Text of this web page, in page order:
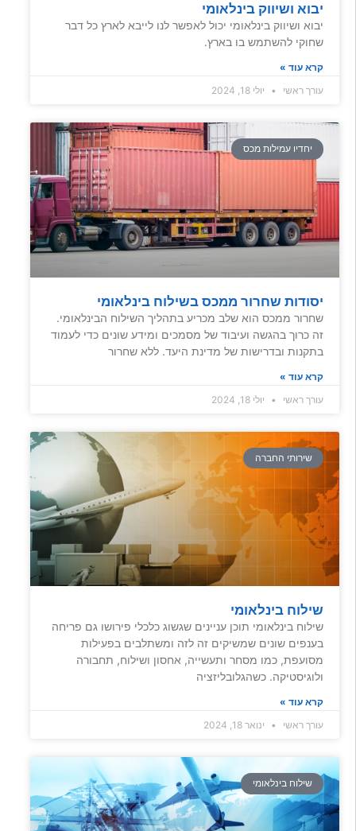
יבוא ושיווק בינלאומי
יבוא ושיווק בינלאומי יכול לאפשר לנו לייבא לארץ כל דבר
שחוקי להשתמש בו בארץ.
קרא עוד »
עורך ראשי
יולי 18, 2024
יחדיו עמילות מכס
יסודות שחרור ממכס בשילוח בינלאומי
שחרור ממכס הוא שלב מכריע בתהליך השילוח הבינלאומי.
זה כרוך בהגשה ועיבוד של מסמכים ומידע שונים כדי לעמוד
בתקנות ובדרישות של מדינת היעד. ללא שחרור
קרא עוד »
עורך ראשי
יולי 18, 2024
שירותי החברה
שילוח בינלאומי
שילוח בינלאומי תוכן עניינים שגשוג כלכלי פירושו גם פריחה
בענפים שונים שמשיקים זה לזה ומשתלבים בפעילות
מסועפת, כמו מסחר ותעשייה, אחסון ושילוח, תחבורה
ולוגיסטיקה. כשהגלובליזציה
קרא עוד »
עורך ראשי
ינואר 18, 2024
שילוח בינלאומי